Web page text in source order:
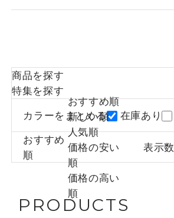
商品を探す
特集を探す
カラーをまとめる 在庫あり
おすすめ
順
おすすめ順
新しい順
人気順
価格の安い
順
価格の高い
順
表示数
PRODUCTS